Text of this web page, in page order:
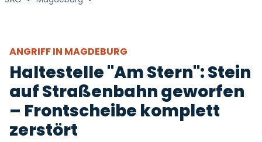
ANGRIFF IN MAGDEBURG
Haltestelle "Am Stern": Stein
auf Straßenbahn geworfen
– Frontscheibe komplett
zerstört